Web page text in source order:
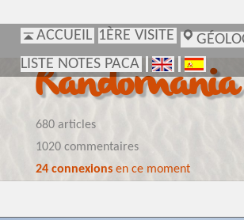
ACCUEIL 1ÈRE VISITE
LISTE NOTES PACA
Randomania
680 articles
1020 commentaires
24 connexionsen ce moment
ACCUEIL 1ÈRE VISITE
LISTE NOTES PACA